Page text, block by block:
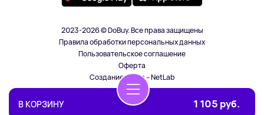
В КОРЗИНУ 1 105 руб.
2023-2026 © DoBuy. Все права защищены
Правила обработки персональных данных
Пользовательское соглашение
Оферта
Создание сайта – NetLab